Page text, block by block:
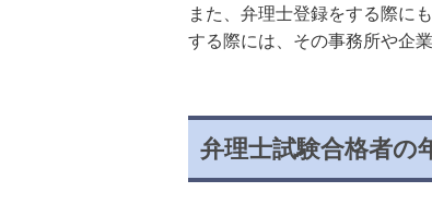
また、弁理士登録をする際に
する際には、その事務所や企
弁理士試験合格者の